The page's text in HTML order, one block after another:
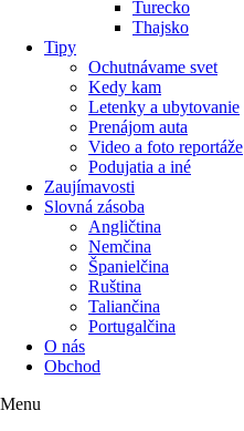
Turecko
Thajsko
Tipy
Ochutnávame svet
Kedy kam
Letenky a ubytovanie
Prenájom auta
Video a foto reportáže
Podujatia a iné
Zaujímavosti
Slovná zásoba
Angličtina
Nemčina
Španielčina
Ruština
Taliančina
Portugalčina
O nás
Obchod
Menu